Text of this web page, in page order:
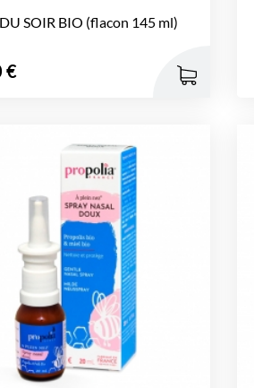
SOIR BIO (flacon 145 ml)
€